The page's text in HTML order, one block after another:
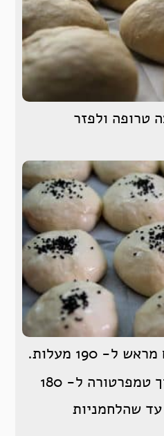
טרופה ולפזר
190 מעלות.
לאחר 10 דקות להנמיך טמפרטורה ל- 180
או עד שהלחמניות